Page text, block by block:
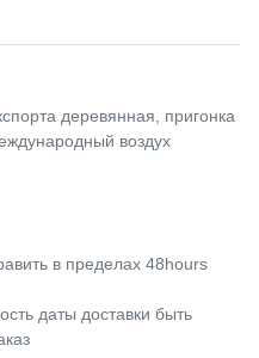
деревянная, пригонка
воздух
в пределах 48hours
даты доставки быть